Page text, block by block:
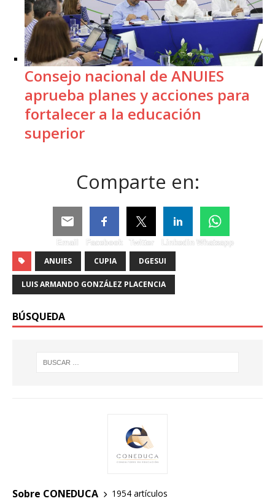
Consejo nacional de ANUIES
aprueba planes y acciones para
fortalecer a la educación
superior
Comparte en:
Email Facebook Twitter Linkedin Whatsapp
ANUIES CUPIA DGESUI
LUIS ARMANDO GONZÁLEZ PLACENCIA
BÚSQUEDA
Sobre CONEDUCA
1954 artículos